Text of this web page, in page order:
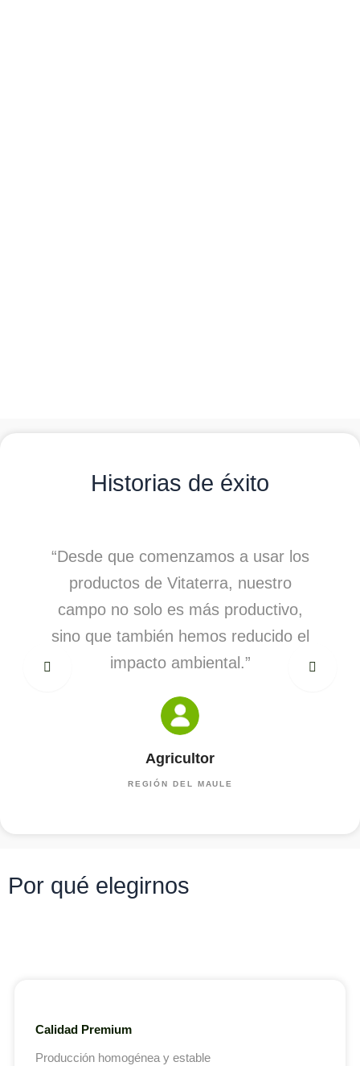
Historias de éxito
a usar los
nuestro
más productivo,
reducido el
“Desde que comenzamos a
productos de Vitaterra,
campo no solo es más
sino que también hemos
impacto ambiental.”
REGIÓN DEL MAULE
Por qué elegirnos
Calidad Premium
Producción homogénea y estable